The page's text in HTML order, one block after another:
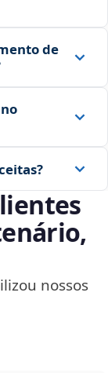
de
nossos